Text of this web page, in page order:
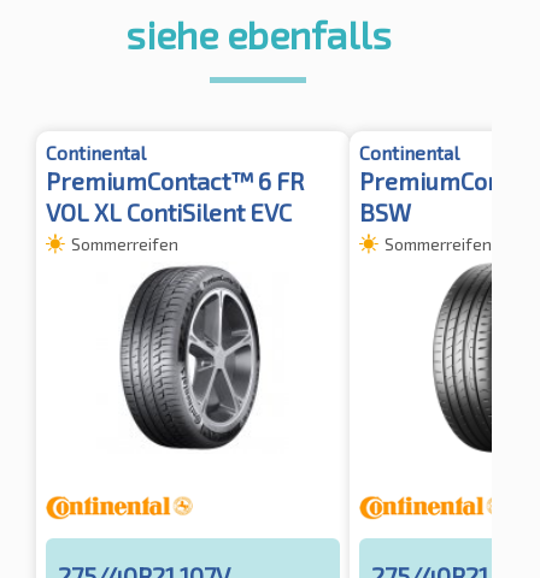
siehe ebenfalls
Continental
PremiumContact™ 6 FR
VOL XL ContiSilent EVC
Sommerreifen
Continental
BSW
Sommerreifen